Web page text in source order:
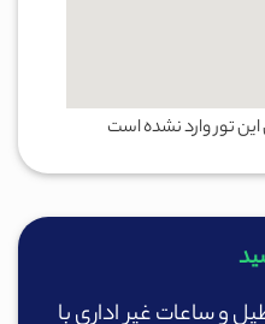
تور وارد نشده است
و ساعات غیر اداری با